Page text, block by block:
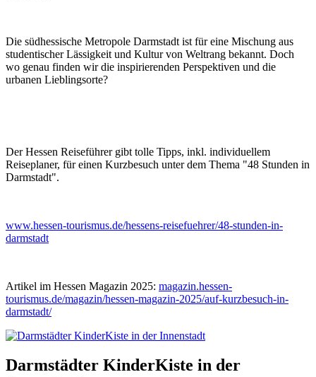
Die südhessische Metropole Darmstadt ist für eine Mischung aus
studentischer Lässigkeit und Kultur von Weltrang bekannt. Doch
wo genau finden wir die inspirierenden Perspektiven und die
urbanen Lieblingsorte?
Der Hessen Reiseführer gibt tolle Tipps, inkl. individuellem
Reiseplaner, für einen Kurzbesuch unter dem Thema "48 Stunden in
Darmstadt".
www.hessen-tourismus.de/hessens-reisefuehrer/48-stunden-in-
darmstadt
Artikel im Hessen Magazin 2025: magazin.hessen-
tourismus.de/magazin/hessen-magazin-2025/auf-kurzbesuch-in-
darmstadt/
Darmstädter KinderKiste in der